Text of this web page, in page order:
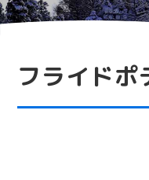
フライドポ